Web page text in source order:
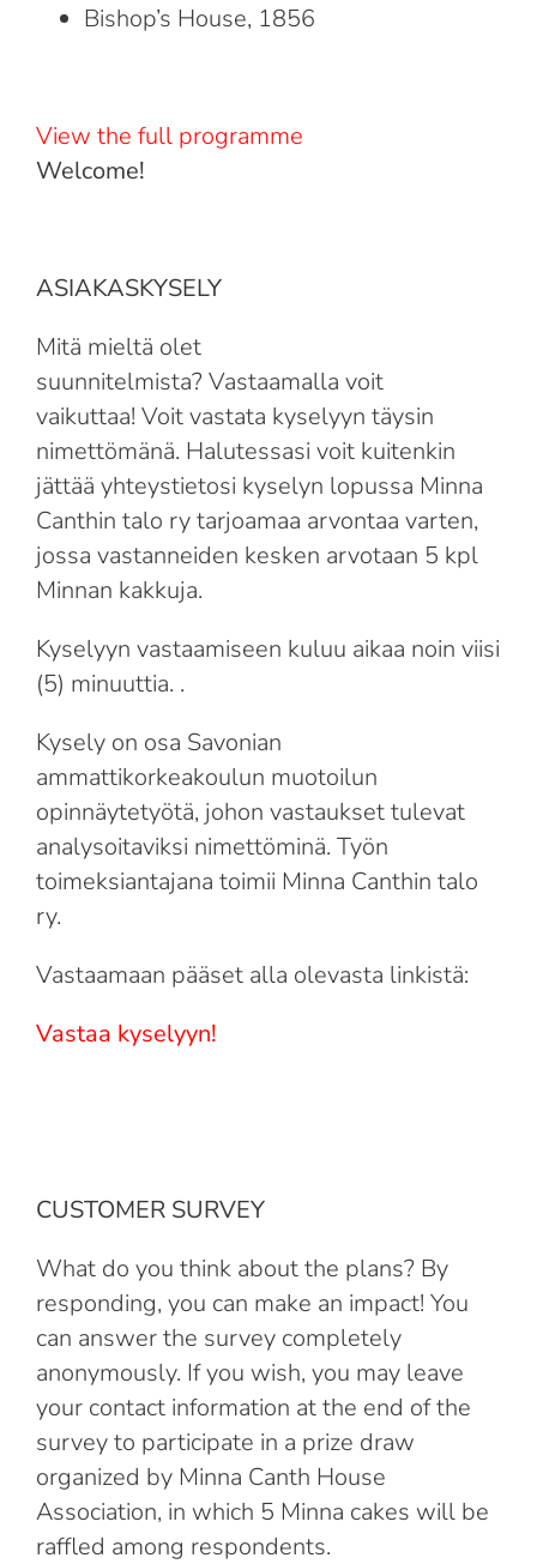
Bishop’s House, 1856
View the full programme
Welcome!
ASIAKASKYSELY
Mitä mieltä olet
suunnitelmista? Vastaamalla voit
vaikuttaa! Voit vastata kyselyyn täysin
nimettömänä. Halutessasi voit kuitenkin
jättää yhteystietosi kyselyn lopussa Minna
Canthin talo ry tarjoamaa arvontaa varten,
jossa vastanneiden kesken arvotaan 5 kpl
Minnan kakkuja.
Kyselyyn vastaamiseen kuluu aikaa noin viisi
(5) minuuttia. .
Kysely on osa Savonian
ammattikorkeakoulun muotoilun
opinnäytetyötä, johon vastaukset tulevat
analysoitaviksi nimettöminä. Työn
toimeksiantajana toimii Minna Canthin talo
ry.
Vastaamaan pääset alla olevasta linkistä:
Vastaa kyselyyn!
CUSTOMER SURVEY
What do you think about the plans? By
responding, you can make an impact! You
can answer the survey completely
anonymously. If you wish, you may leave
your contact information at the end of the
survey to participate in a prize draw
organized by Minna Canth House
Association, in which 5 Minna cakes will be
raffled among respondents.